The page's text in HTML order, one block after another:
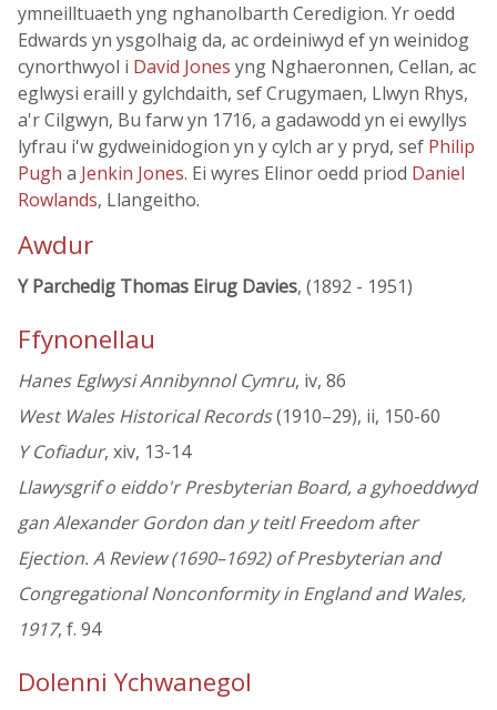
ymneilltuaeth yng nghanolbarth Ceredigion. Yr oedd
Edwards yn ysgolhaig da, ac ordeiniwyd ef yn weinidog
cynorthwyol i David Jones yng Nghaeronnen, Cellan, ac
eglwysi eraill y gylchdaith, sef Crugymaen, Llwyn Rhys,
a'r Cilgwyn, Bu farw yn 1716, a gadawodd yn ei ewyllys
lyfrau i'w gydweinidogion yn y cylch ar y pryd, sef Philip
Pugh a Jenkin Jones. Ei wyres Elinor oedd priod Daniel
Rowlands, Llangeitho.
Awdur
Y Parchedig Thomas Eirug Davies, (1892 - 1951)
Ffynonellau
Hanes Eglwysi Annibynnol Cymru, iv, 86
West Wales Historical Records(1910–29), ii, 150-60
Y Cofiadur, xiv, 13-14
Llawysgrif o eiddo'r Presbyterian Board, a gyhoeddwyd
gan Alexander Gordon dan y teitl Freedom after
Ejection. A Review (1690–1692) of Presbyterian and
Congregational Nonconformity in England and Wales,
1917, f. 94
Dolenni Ychwanegol